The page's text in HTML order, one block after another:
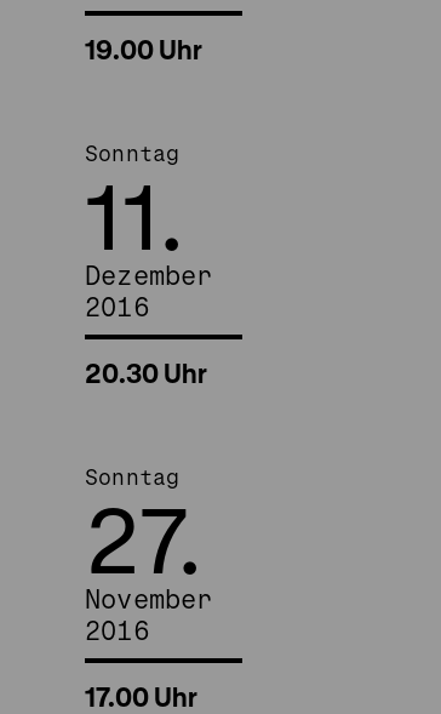
19.00 Uhr
Sonntag
11.
Dezember
2016
20.30 Uhr
Sonntag
27.
November
2016
17.00 Uhr